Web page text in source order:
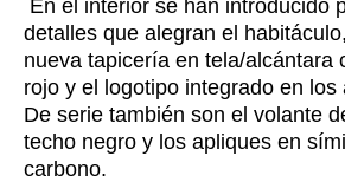
En el interior se han introducido
detalles que alegran el
nueva tapicería en tela/alcántara
rojo y el logotipo integrado en los
De serie también son el volante
techo negro y los apliques en
carbono.